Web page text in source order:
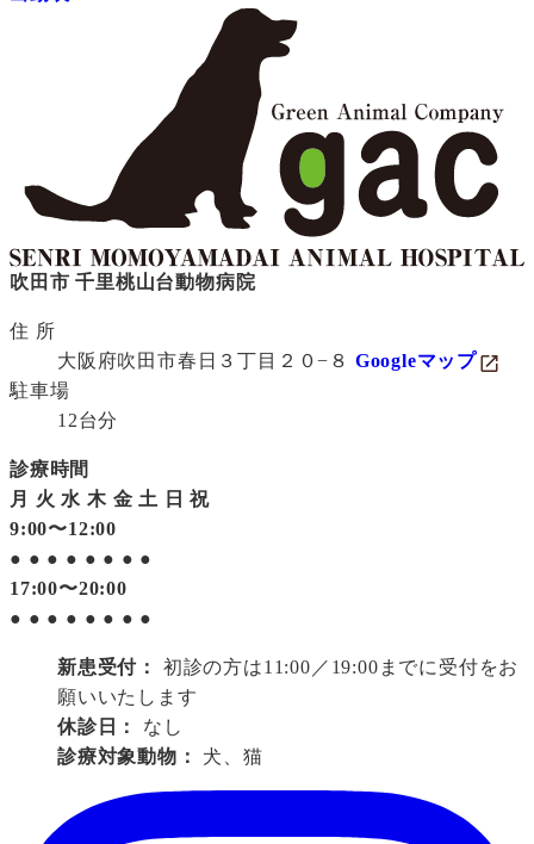
吹田市 千里桃山台動物病院
住 所
大阪府吹田市春日３丁目２０−８ Googleマップ
駐車場
12台分
診療時間
月
火 水 木 金 土 日 祝
9:00〜12:00
● ● ● ● ● ● ● ●
17:00〜20:00
● ● ● ● ● ● ● ●
新患受付：
初診の方は11:00／19:00までに受付をお
願いいたします
休診日：
なし
診療対象動物：
犬、猫